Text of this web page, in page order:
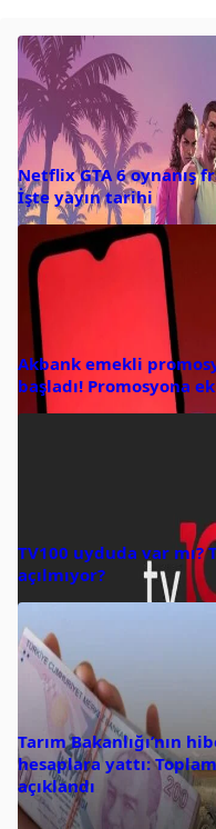
Netflix GTA 6 oynanış
İşte yayın tarihi
Akbank emekli
başladı! Promosyona
TV100 uyduda var mı?
açılmıyor?
Tarım Bakanlığı’nın
hesaplara yattı:
açıklandı